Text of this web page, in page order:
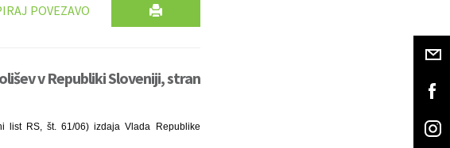
POVEZAVO
v Republiki Sloveniji, stran
list RS, št. 61/06) izdaja Vlada Republike